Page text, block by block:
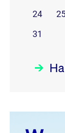
24
31
August